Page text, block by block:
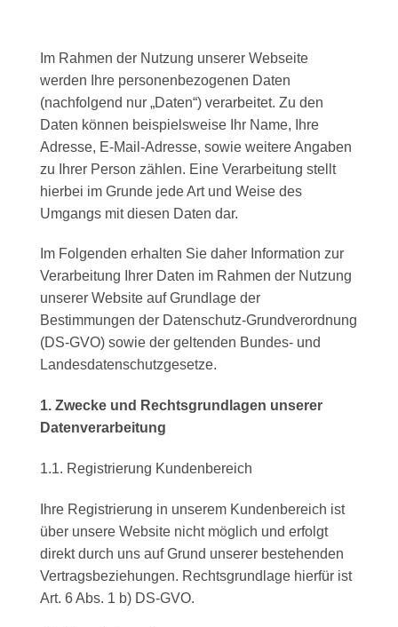
Im Rahmen der Nutzung unserer Webseite
werden Ihre personenbezogenen Daten
(nachfolgend nur „Daten“) verarbeitet. Zu den
Daten können beispielsweise Ihr Name, Ihre
Adresse, E-Mail-Adresse, sowie weitere Angaben
zu Ihrer Person zählen. Eine Verarbeitung stellt
hierbei im Grunde jede Art und Weise des
Umgangs mit diesen Daten dar.
Im Folgenden erhalten Sie daher Information zur
Verarbeitung Ihrer Daten im Rahmen der Nutzung
unserer Website auf Grundlage der
Bestimmungen der Datenschutz-Grundverordnung
(DS-GVO) sowie der geltenden Bundes- und
Landesdatenschutzgesetze.
1. Zwecke und Rechtsgrundlagen unserer
Datenverarbeitung
1.1. Registrierung Kundenbereich
Ihre Registrierung in unserem Kundenbereich ist
über unsere Website nicht möglich und erfolgt
direkt durch uns auf Grund unserer bestehenden
Vertragsbeziehungen. Rechtsgrundlage hierfür ist
Art. 6 Abs. 1 b) DS-GVO.